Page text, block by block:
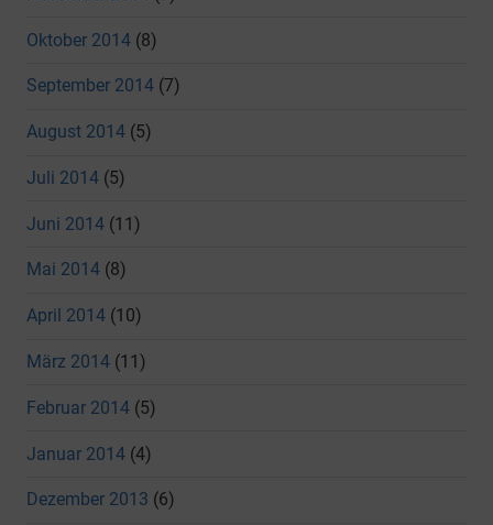
Oktober 2014 (8)
September 2014 (7)
August 2014 (5)
Juli 2014 (5)
Juni 2014 (11)
Mai 2014 (8)
April 2014 (10)
März 2014 (11)
Februar 2014 (5)
Januar 2014 (4)
Dezember 2013 (6)